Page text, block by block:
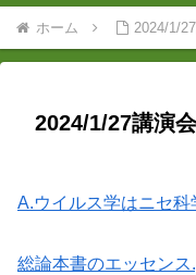
ホーム 2024/1/
2024/1/27講演
A.ウイルス学はニセ科
総論本書のエッセンス